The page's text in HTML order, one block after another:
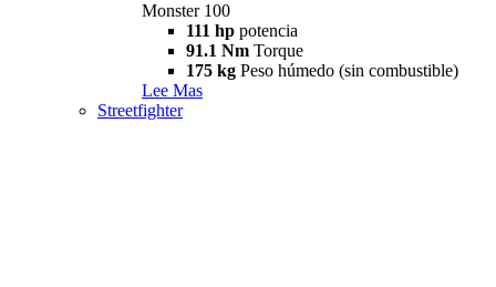
Monster 100
111 hp potencia
91.1 Nm Torque
175 kg Peso húmedo (sin combustible)
Lee Mas
Streetfighter